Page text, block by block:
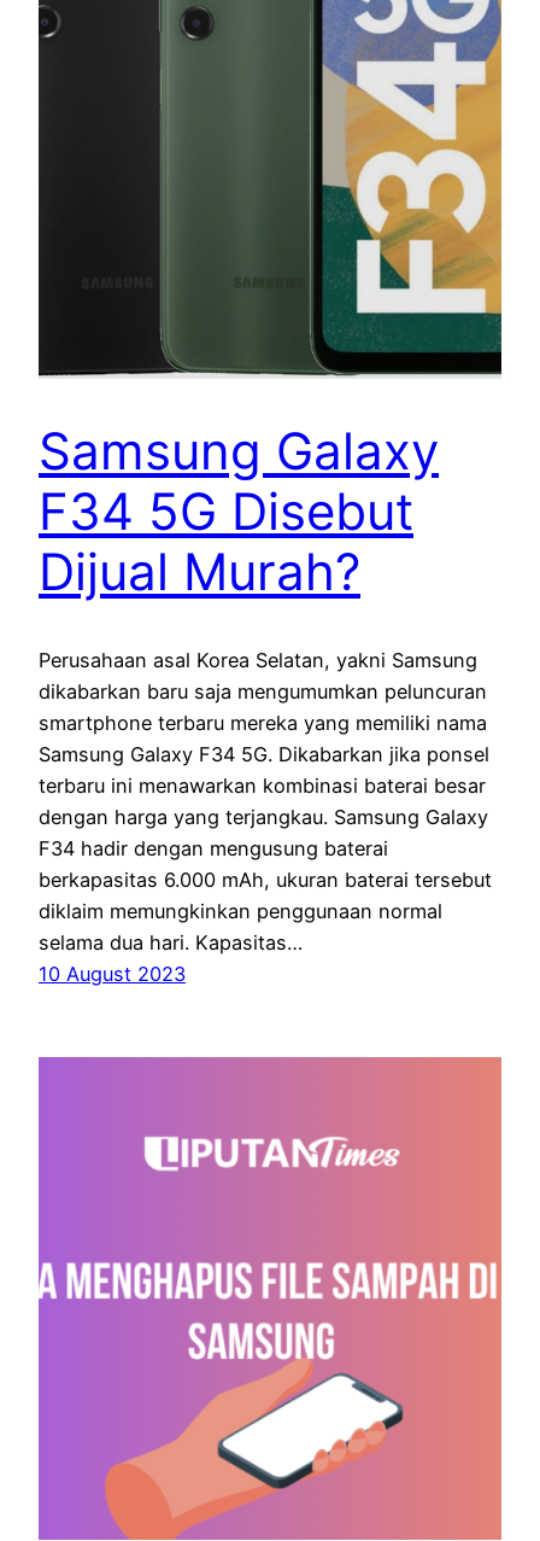
Samsung Galaxy
F34 5G Disebut
Dijual Murah?
Perusahaan asal Korea Selatan, yakni Samsung
dikabarkan baru saja mengumumkan peluncuran
smartphone terbaru mereka yang memiliki nama
Samsung Galaxy F34 5G. Dikabarkan jika ponsel
terbaru ini menawarkan kombinasi baterai besar
dengan harga yang terjangkau. Samsung Galaxy
F34 hadir dengan mengusung baterai
berkapasitas 6.000 mAh, ukuran baterai tersebut
diklaim memungkinkan penggunaan normal
selama dua hari. Kapasitas…
10 August 2023